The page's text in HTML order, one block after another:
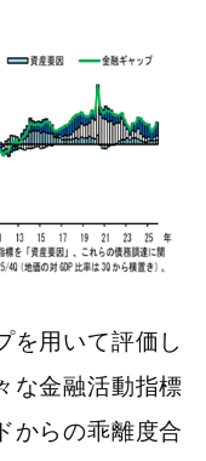
を用いて評価し
な金融活動指標
からの乖離度合